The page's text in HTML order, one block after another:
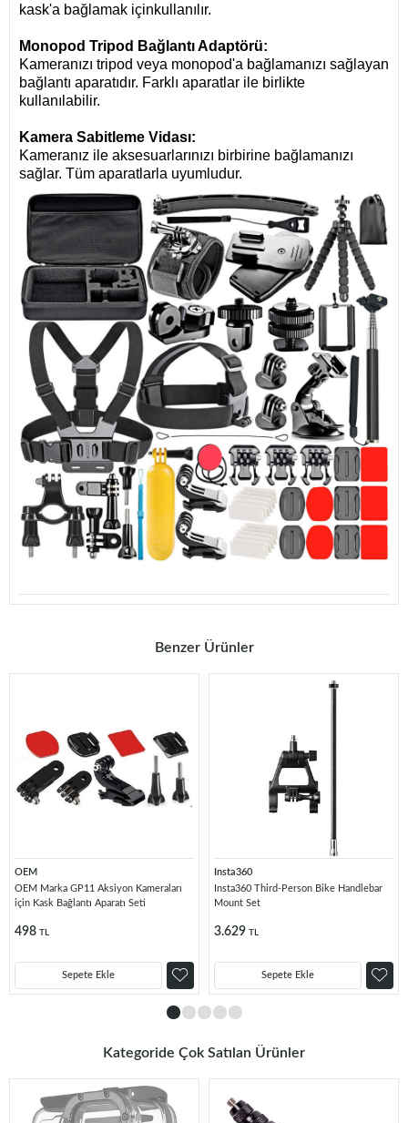
kask'a bağlamak içinkullanılır.
Monopod Tripod Bağlantı Adaptörü:
Kameranızı tripod veya monopod'a bağlamanızı sağlayan
bağlantı aparatıdır. Farklı aparatlar ile birlikte
kullanılabilir.
Kamera Sabitleme Vidası:
Kameranız ile aksesuarlarınızı birbirine bağlamanızı
sağlar. Tüm aparatlarla uyumludur.
Benzer Ürünler
OEM
OEM Marka GP11 Aksiyon Kameraları
için Kask Bağlantı Aparatı Seti
498 TL
Sepete Ekle
Insta360
Insta360 Third-Person Bike Handlebar
Mount Set
3.629 TL
Sepete Ekle
Kategoride Çok Satılan Ürünler